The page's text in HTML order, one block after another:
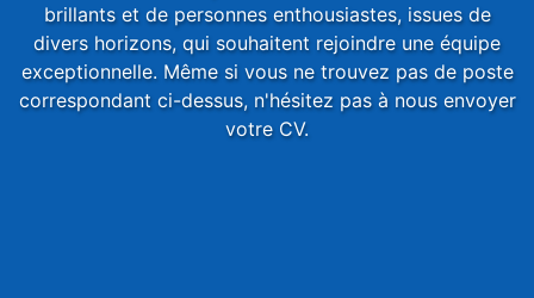
brillants et de personnes enthousiastes, issues de
divers horizons, qui souhaitent rejoindre une équipe
exceptionnelle. Même si vous ne trouvez pas de poste
correspondant ci-dessus, n'hésitez pas à nous envoyer
votre CV .